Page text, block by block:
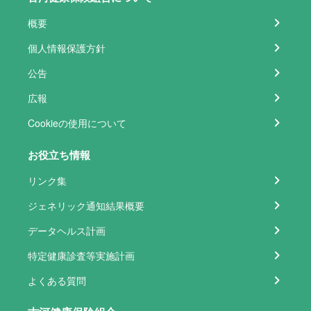
概要
個人情報保護方針
公告
広報
Cookieの使用について
お役立ち情報
リンク集
ジェネリック通知結果概要
データヘルス計画
特定健康診査等実施計画
よくある質問